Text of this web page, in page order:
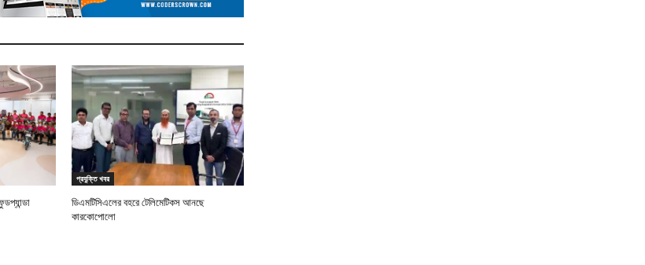
প্রযুক্তি খবর
ডিএমটিসিএলের বহরে টেলিমেটিকস আনছে
কারকোপোলো